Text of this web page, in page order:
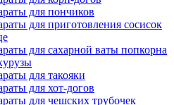
для пончиков
для приготовления сосисок
для сахарной ваты попкорна
для такояки
для хот-догов
для чешских трубочек